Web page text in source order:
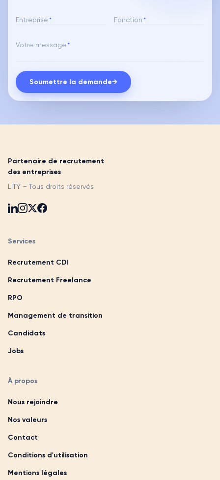
Entreprise * Fonction *
Votre message *
Soumettre la demande→
Partenaire de recrutement
des entreprises
LITY – Tous droits réservés
Services
Recrutement CDI
Recrutement Freelance
RPO
Management de transition
Candidats
Jobs
À propos
Nous rejoindre
Nos valeurs
Contact
Conditions d'utilisation
Mentions légales